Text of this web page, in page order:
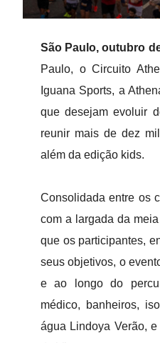
São Paulo, outubro
Paulo, o Circuito
Iguana Sports, a
que desejam evoluir
reunir mais de dez
além da edição kids.
Consolidada entre os
com a largada da
que os participantes,
seus objetivos, o
e ao longo do
médico, banheiros,
água Lindoya Verão,